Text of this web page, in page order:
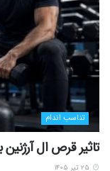
تناسب اندام
تاثیر قرص ال